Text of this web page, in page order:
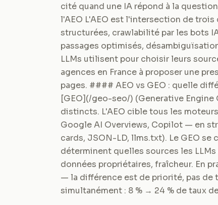
cité quand une IA répond à la
l'AEO L'AEO est l'intersection de
structurées, crawlabilité par les bots
passages optimisés,
LLMs utilisent pour choisir leurs
agences en France à proposer une
pages. #### AEO vs GEO : quelle
[GEO](/geo-seo/) (Generative
distincts. L'AEO cible tous les
Google AI Overviews, Copilot — en
cards, JSON-LD, llms.txt). Le GEO
déterminent quelles sources les
données propriétaires, fraîcheur. En
— la différence est de priorité, pas de
simultanément : 8 % → 24 % de taux